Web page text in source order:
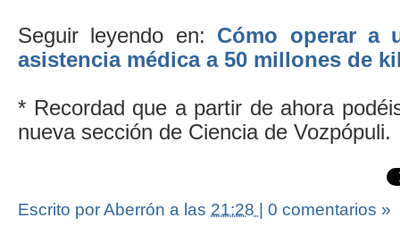
Seguir leyendo en: Cómo operar a
asistencia médica a 50 millones de
* Recordad que a partir de ahora
nueva sección de Ciencia de Vozpópuli.
Escrito por Aberrón a las 21:28 | 0 comentarios »